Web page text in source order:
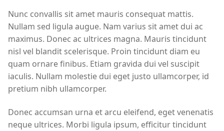
Nunc convallis sit amet mauris consequat mattis.
Nullam sed ligula augue. Nam varius sit amet dui ac
maximus. Donec ac ultrices magna. Mauris tincidunt
nisl vel blandit scelerisque. Proin tincidunt diam eu
quam ornare finibus. Etiam gravida dui vel suscipit
iaculis. Nullam molestie dui eget justo ullamcorper, id
pretium nibh ullamcorper.
Donec accumsan urna et arcu eleifend, eget venenatis
neque ultrices. Morbi ligula ipsum, efficitur tincidunt